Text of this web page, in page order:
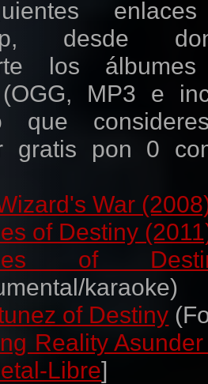
desde
los
MP3 e
que
gratis pon 0
War
of Destiny
of
karaoke)
of Destiny
Reality
Libre]